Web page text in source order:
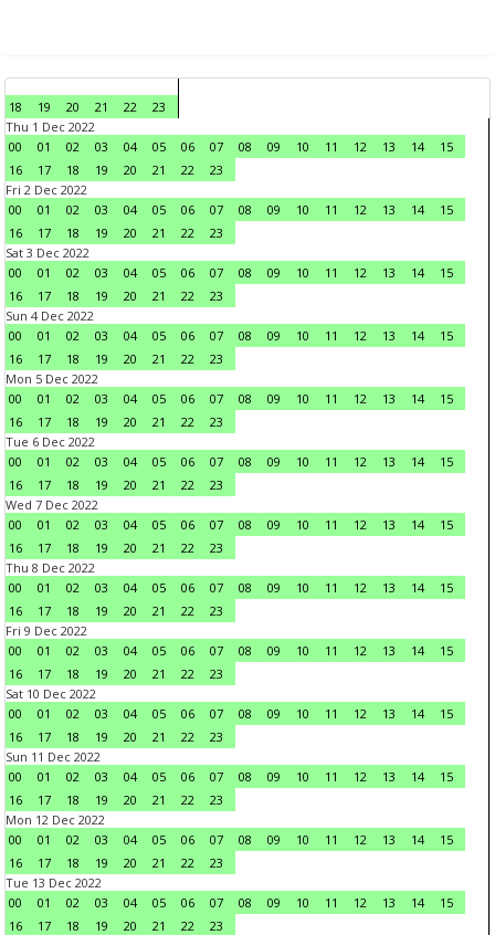
18 19 20 21 22
23
Thu 1 Dec 2022
00
01 02 03 04 05 06 07 08 09 10 11 12 13 14
15
16
17 18 19 20 21 22
23
Fri 2 Dec 2022
00
01 02 03 04 05 06 07 08 09 10 11 12 13 14
15
16
17 18 19 20 21 22
23
Sat 3 Dec 2022
00
01 02 03 04 05 06 07 08 09 10 11 12 13 14
15
16
17 18 19 20 21 22
23
Sun 4 Dec 2022
00
01 02 03 04 05 06 07 08 09 10 11 12 13 14
15
16
17 18 19 20 21 22
23
Mon 5 Dec 2022
00
01 02 03 04 05 06 07 08 09 10 11 12 13 14
15
16
17 18 19 20 21 22
23
Tue 6 Dec 2022
00
01 02 03 04 05 06 07 08 09 10 11 12 13 14
15
16
17 18 19 20 21 22
23
Wed 7 Dec 2022
00
01 02 03 04 05 06 07 08 09 10 11 12 13 14
15
16
17 18 19 20 21 22
23
Thu 8 Dec 2022
00
01 02 03 04 05 06 07 08 09 10 11 12 13 14
15
16
17 18 19 20 21 22
23
Fri 9 Dec 2022
00
01 02 03 04 05 06 07 08 09 10 11 12 13 14
15
16
17 18 19 20 21 22
23
Sat 10 Dec 2022
00
01 02 03 04 05 06 07 08 09 10 11 12 13 14
15
16
17 18 19 20 21 22
23
Sun 11 Dec 2022
00
01 02 03 04 05 06 07 08 09 10 11 12 13 14
15
16
17 18 19 20 21 22
23
Mon 12 Dec 2022
00
01 02 03 04 05 06 07 08 09 10 11 12 13 14
15
16
17 18 19 20 21 22
23
Tue 13 Dec 2022
00
01 02 03 04 05 06 07 08 09 10 11 12 13 14
15
16
17 18 19 20 21 22
23